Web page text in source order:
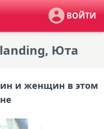
ВОЙТИ
Юта
и женщин в этом